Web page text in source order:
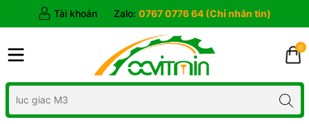
Tài khoản Zalo: 0767 0776 64 (Chỉ nhắn tin)
0